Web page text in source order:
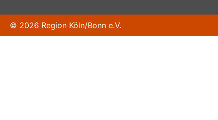
© 2026 Region Köln/Bonn e.V.